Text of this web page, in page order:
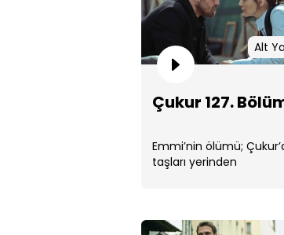
Alt
Çukur 127.
Emmi’nin ölümü;
taşları yerinden